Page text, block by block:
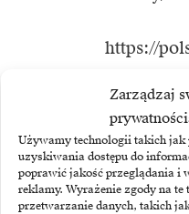
Zarządzaj
Używamy technologii takich
uzyskiwania dostępu do
poprawić jakość przeglądania i
reklamy. Wyrażenie zgody na
przetwarzanie danych, takich
https://
1-
https://
ania/